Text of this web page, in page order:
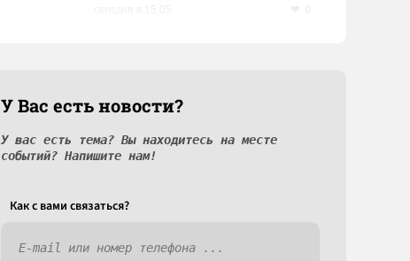
У Вас есть новости?
У вас есть тема? Вы находитесь на месте
событий? Напишите нам!
Как c вами связаться?